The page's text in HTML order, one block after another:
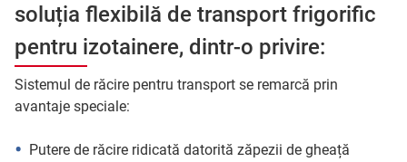
soluția flexibilă de transport frigorific
pentru izotainere, dintr-o privire:
Sistemul de răcire pentru transport se remarcă prin
avantaje speciale:
Putere de răcire ridicată datorită zăpezii de gheață